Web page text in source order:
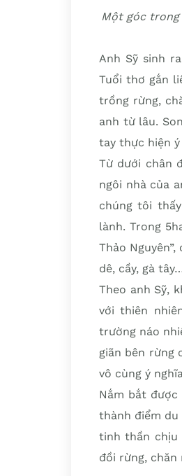
Một góc trong
Anh Sỹ sinh
Tuổi thơ gắn
trồng rừng,
anh từ lâu.
tay thực hiện
Từ dưới chân
ngôi nhà của
chúng tôi
lành. Trong
Thảo
dê, cầy, gà
Theo anh Sỹ,
với thiên
trường náo
giãn bên rừng
vô cùng ý
Nắm bắt
thành điểm du
tinh thần chịu
đồi rừng, chăn